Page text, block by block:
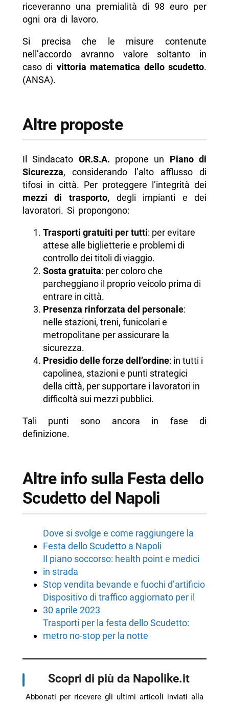
riceveranno una premialità di 98 euro per
ogni ora di lavoro.
Si precisa che le misure contenute
nell’accordo avranno valore soltanto in
caso di vittoria matematica dello scudetto.
(ANSA).
Altre proposte
Il Sindacato OR.S.A. propone un Piano di
Sicurezza, considerando l’alto afflusso di
tifosi in città. Per proteggere l’integrità dei
mezzi di trasporto,degli impianti e dei
lavoratori. Si propongono:
Trasporti gratuiti per tutti: per evitare
attese alle biglietterie e problemi di
controllo dei titoli di viaggio.
Sosta gratuita: per coloro che
parcheggiano il proprio veicolo prima di
entrare in città.
Presenza rinforzata del personale:
nelle stazioni, treni, funicolari e
metropolitane per assicurare la
sicurezza.
Presidio delle forze dell’ordine: in tutti i
capolinea, stazioni e punti strategici
della città, per supportare i lavoratori in
difficoltà sui mezzi pubblici.
Tali punti sono ancora in fase di
definizione.
Altre info sulla Festa dello
Scudetto del Napoli
Dove si svolge e come raggiungere la
Festa dello Scudetto a Napoli
Il piano soccorso: health point e medici
in strada
Stop vendita bevande e fuochi d’artificio
Dispositivo di traffico aggiornato per il
30 aprile 2023
Trasporti per la festa dello Scudetto:
metro no-stop per la notte
Scopri di più da Napolike.it
Abbonati per ricevere gli ultimi articoli inviati alla